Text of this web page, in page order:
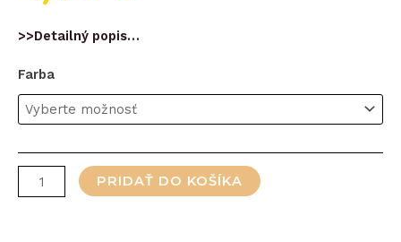
>>Detailný popis…
Farba
množstvo
Lyžiarsky
vosk
PA
PRIDAŤ DO KOŠÍKA